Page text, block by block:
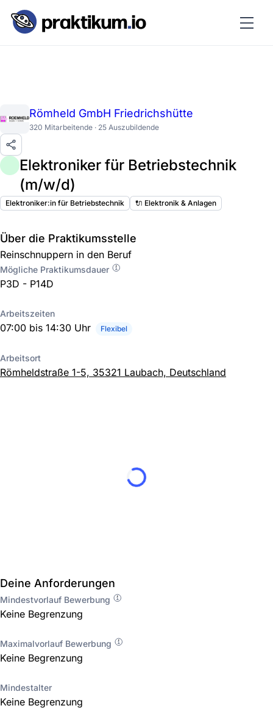
Römheld GmbH Friedrichshütte
320 Mitarbeitende · 25 Auszubildende
Elektroniker für Betriebstechnik
(m/w/d)
Elektroniker:in für Betriebstechnik 🔌 Elektronik & Anlagen
Über die Praktikumsstelle
Reinschnuppern in den Beruf
Mögliche Praktikumsdauer
P3D - P14D
Arbeitszeiten
07:00 bis 14:30 Uhr Flexibel
Arbeitsort
Römheldstraße 1-5, 35321 Laubach, Deutschland
Deine Anforderungen
Mindestvorlauf Bewerbung
Keine Begrenzung
Maximalvorlauf Bewerbung
Keine Begrenzung
Mindestalter
Keine Begrenzung